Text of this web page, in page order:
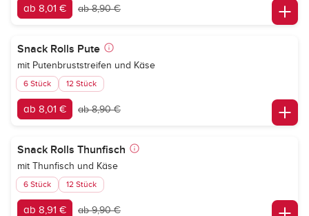
ab 8,01 € ab 8,90 €
Snack Rolls Pute
mit Putenbruststreifen und Käse
6 Stück 12 Stück
ab 8,01 € ab 8,90 €
Snack Rolls Thunfisch
mit Thunfisch und Käse
6 Stück 12 Stück
ab 8,91 € ab 9,90 €